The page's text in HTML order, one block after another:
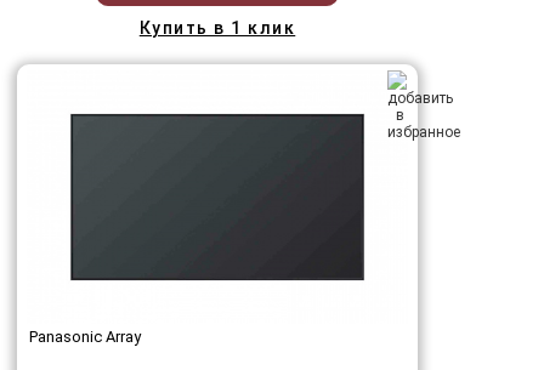
Купить в 1 клик
Panasonic Array